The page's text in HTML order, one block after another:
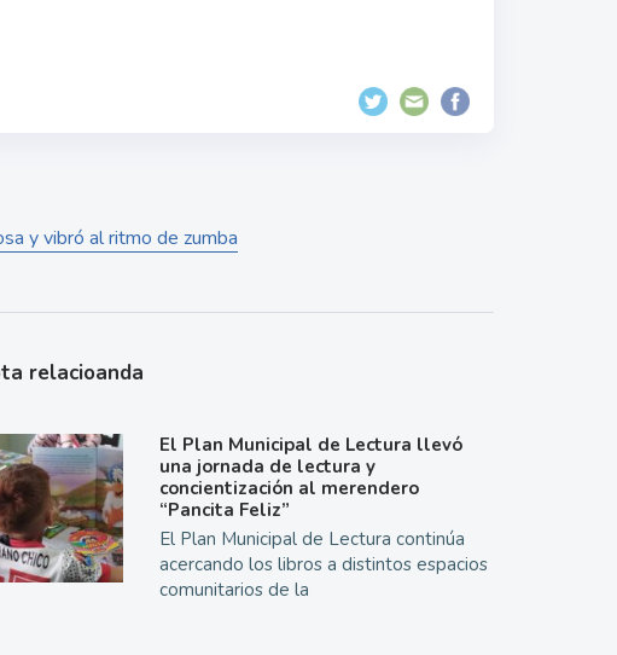
y vibró al ritmo de zumba
relacioanda
El Plan Municipal de Lectura llevó
una jornada de lectura y
concientización al merendero
“Pancita Feliz”
El Plan Municipal de Lectura continúa
acercando los libros a distintos espacios
comunitarios de la